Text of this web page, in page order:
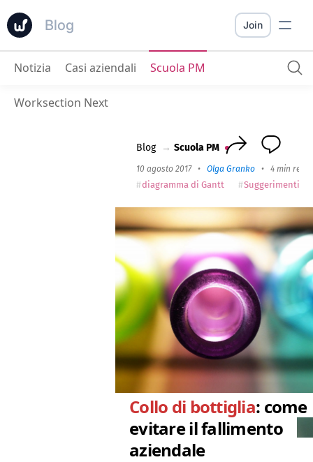
Blog
Collo di bottiglia : come evitare il fallimento aziendale
Join
Notizia Casi aziendali Scuola PM
Worksection Next
Blog → Scuola PM
10 agosto 2017 • Olga Granko • 4 min read
diagramma di Gantt Suggerimenti e
Collo di bottiglia: come
evitare il fallimento
aziendale